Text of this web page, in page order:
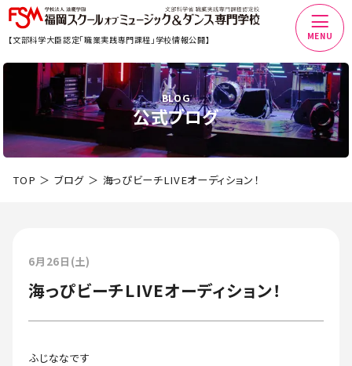
【文部科学大臣認定「職業実践専門課程」学校情報公開】 MENU
BLOG
公式ブログ
TOP ブログ 海っぴビーチLIVEオーディション！
6月26日(土)
海っぴビーチLIVEオーディション！
ふじななです